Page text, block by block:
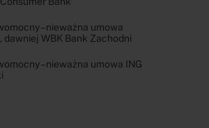
– nieważna umowa
dawniej WBK Bank Zachodni
– nieważna umowa ING